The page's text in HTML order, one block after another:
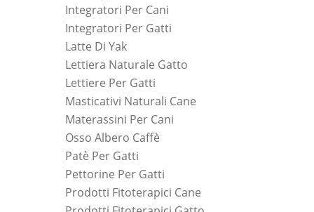
Integratori Per Cani
Integratori Per Gatti
Latte Di Yak
Lettiera Naturale Gatto
Lettiere Per Gatti
Masticativi Naturali Cane
Materassini Per Cani
Osso Albero Caffè
Patè Per Gatti
Pettorine Per Gatti
Prodotti Fitoterapici Cane